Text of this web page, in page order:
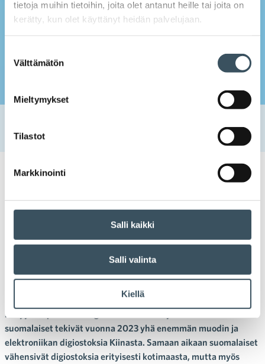
tietoja muihin tietoihin, joita olet antanut heille tai joita on
kerätty, kun olet käyttänyt heidän palvelujaan.
valinta
Välttämätön
Mieltymykset
Tilastot
Markkinointi
Salli kaikki
Salli valinta
Kiellä
Fiksummalla sääntelyllä reilumpaa kaupankäyntiä
kansainvälinen verkkokauppa
Fiksummalla sääntelyllä
reilumpaa kaupankäyntiä
halpaverkkokauppojen ja verkkomarkkinapaikkojen kasvu
näkyy Kaupan liiton digiostamisen selvityksessä. Sen mukaan
suomalaiset tekivät vuonna 2023 yhä enemmän muodin ja
elektroniikan digiostoksia Kiinasta. Samaan aikaan suomalaiset
vähensivät digiostoksia erityisesti kotimaasta, mutta myös